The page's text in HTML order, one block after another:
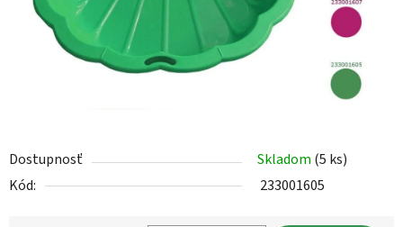
Dostupnosť Skladom (5 ks)
Kód:
233001605